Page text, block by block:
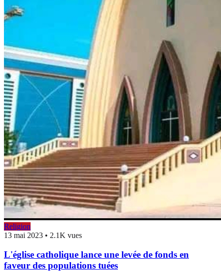
Religion
13 mai 2023 • 2.1K vues
L'église catholique lance une levée de fonds en
faveur des populations tuées